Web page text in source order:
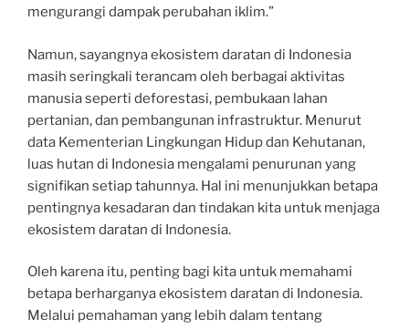
mengurangi dampak perubahan iklim.”
Namun, sayangnya ekosistem daratan di Indonesia
masih seringkali terancam oleh berbagai aktivitas
manusia seperti deforestasi, pembukaan lahan
pertanian, dan pembangunan infrastruktur. Menurut
data Kementerian Lingkungan Hidup dan Kehutanan,
luas hutan di Indonesia mengalami penurunan yang
signifikan setiap tahunnya. Hal ini menunjukkan betapa
pentingnya kesadaran dan tindakan kita untuk menjaga
ekosistem daratan di Indonesia.
Oleh karena itu, penting bagi kita untuk memahami
betapa berharganya ekosistem daratan di Indonesia.
Melalui pemahaman yang lebih dalam tentang